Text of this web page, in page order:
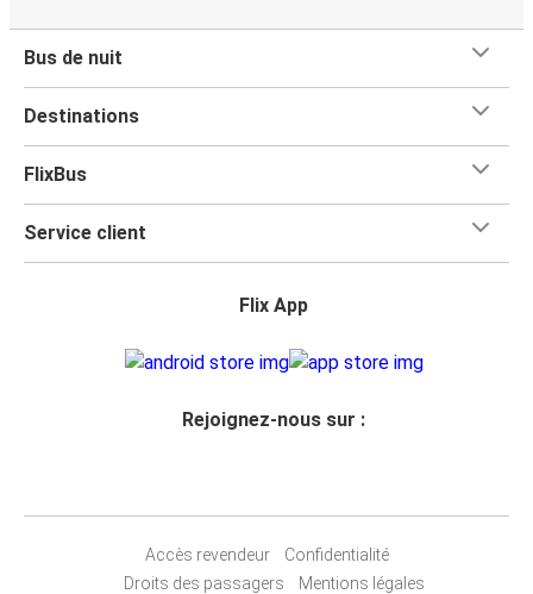
Bus de nuit
Destinations
FlixBus
Service client
Flix App
Rejoignez-nous sur :
Accès revendeur
Confidentialité
Droits des passagers
Mentions légales